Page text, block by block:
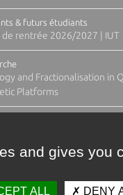
& futurs étudiants
de rentrée 2026/2027 | IUT
and Fractionalisation in
Platforms
and gives you
ALL DENY